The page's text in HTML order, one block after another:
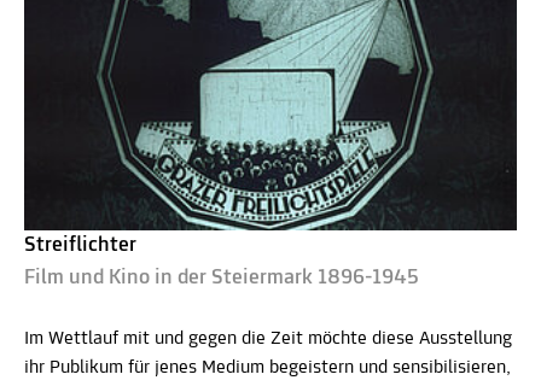
Streiflichter
Film und Kino in der Steiermark 1896-1945
Im Wettlauf mit und gegen die Zeit möchte diese Ausstellung
ihr Publikum für jenes Medium begeistern und sensibilisieren,